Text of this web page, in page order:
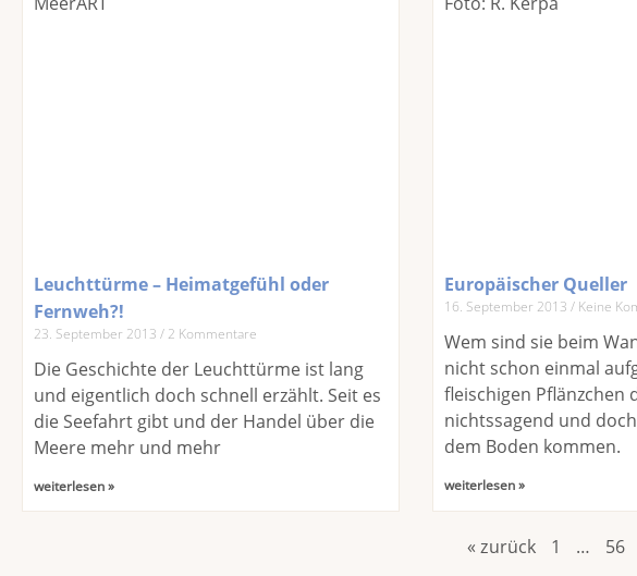
Leuchttürme – Heimatgefühl oder
Fernweh?!
23. September 2013 2 Kommentare
Die Geschichte der Leuchttürme ist lang
und eigentlich doch schnell erzählt. Seit es
die Seefahrt gibt und der Handel über die
Meere mehr und mehr
weiterlesen »
Europäischer Queller
16. September 2013 Keine
Wem sind sie beim
nicht schon einmal
fleischigen Pflänzchen
nichtssagend und
dem Boden kommen.
weiterlesen »
« zurück 1 … 56